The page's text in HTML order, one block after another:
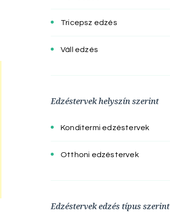
Tricepsz edzés
Váll edzés
Edzéstervek helyszín szerint
Konditermi edzéstervek
Otthoni edzéstervek
Edzéstervek edzés típus szerint